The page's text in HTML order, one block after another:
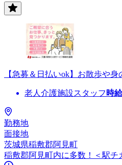
【急募＆日払いok】お散歩や
老人介護施設スタッフ 時給
勤務地
面接地
茨城県稲敷郡阿見町
稲敷郡阿見町内に多数！＜駅チ